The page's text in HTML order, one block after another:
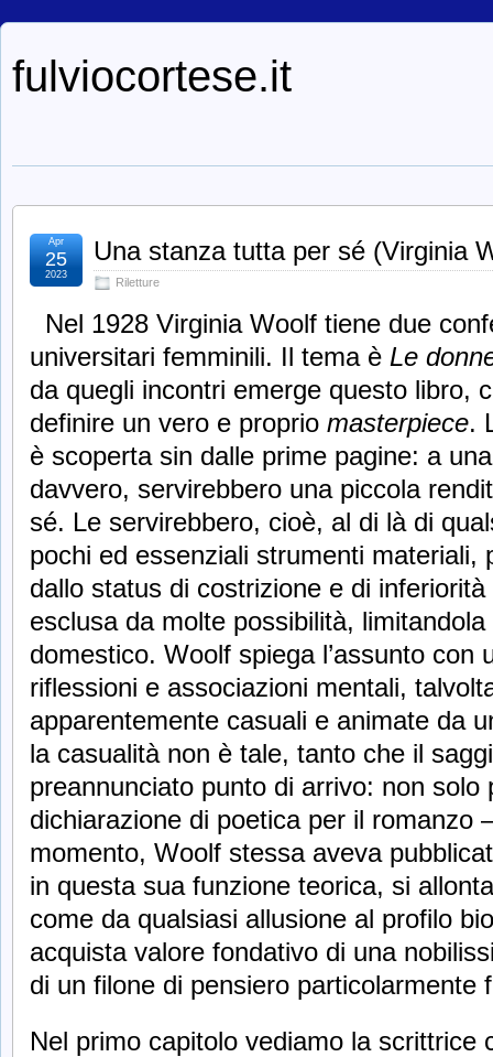
fulviocortese.it
Una stanza tutta per sé (Virginia
Riletture
Apr
25
2023
Nel 1928 Virginia Woolf tiene due
universitari femminili. Il tema è Le
da quegli incontri emerge questo libro,
definire un vero e proprio masterpiece.
è scoperta sin dalle prime pagine: a
davvero, servirebbero una piccola
sé. Le servirebbero, cioè, al di là di
pochi ed essenziali strumenti materiali,
dallo status di costrizione e di inferiorità
esclusa da molte possibilità,
domestico. Woolf spiega l’assunto con
riflessioni e associazioni mentali,
apparentemente casuali e animate da
la casualità non è tale, tanto che il
preannunciato punto di arrivo: non solo
dichiarazione di poetica per il romanzo
momento, Woolf stessa aveva
in questa sua funzione teorica, si
come da qualsiasi allusione al profilo
acquista valore fondativo di una
di un filone di pensiero particolarmente
Nel primo capitolo vediamo la scrittrice